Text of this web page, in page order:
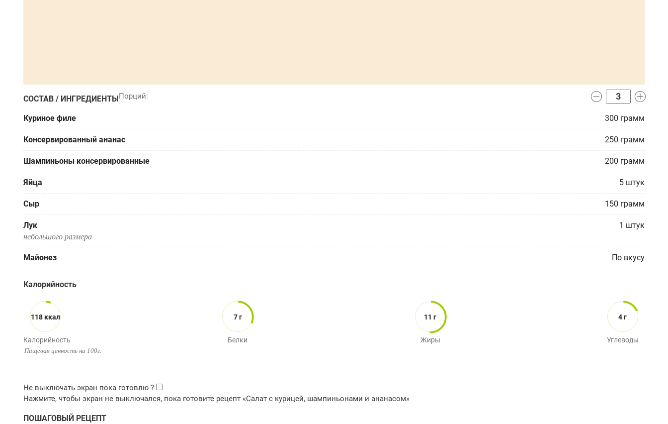
СОСТАВ / ИНГРЕДИЕНТЫ
Куриное филе 300 грамм
Консервированный ананас 250 грамм
Шампиньоны консервированные 200 грамм
Яйца 5 штук
Сыр 150 грамм
Лук 1 штук
небольшого размера
Майонез По вкусу
Калорийность
118 ккал
Калорийность
7 г
Белки
11 г
Жиры
4 г
Углеводы
Пищевая ценность на 100г.
ПОШАГОВЫЙ РЕЦЕПТ